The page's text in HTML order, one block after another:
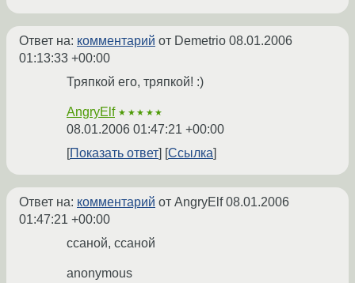
Ответ на: комментарий от Demetrio 08.01.2006
01:13:33 +00:00
Тряпкой его, тряпкой! :)
AngryElf ★★★★★
08.01.2006 01:47:21 +00:00
Показать ответ
Ссылка
Ответ на: комментарий от AngryElf08.01.2006
01:47:21 +00:00
ссаной, ссаной
anonymous